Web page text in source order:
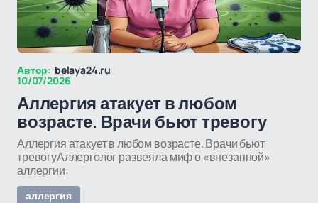
Автор: belaya24.ru
10/07/2026
Аллергия атакует в любом
возрасте. Врачи бьют тревогу
Аллергия атакует в любом возрасте. Врачи бьют
тревогуАллерголог развеяла миф о «внезапной»
аллергии:
аллергия